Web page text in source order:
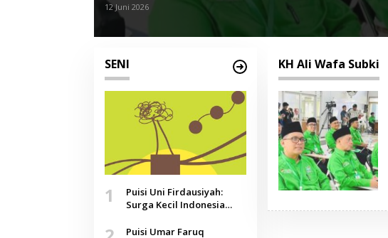
12 Juni 2026
SENI
1
Puisi Uni Firdausiyah:
Surga Kecil Indonesia
Doa yang Jauh, Narasi
Puisi Umar Faruq
KH Ali Wafa Subki